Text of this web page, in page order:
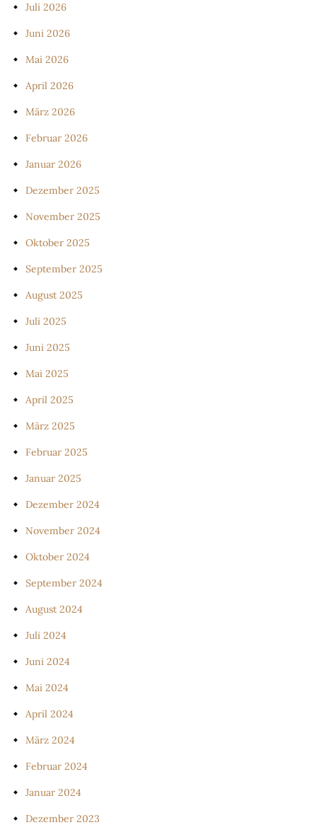
Juli 2026
Juni 2026
Mai 2026
April 2026
März 2026
Februar 2026
Januar 2026
Dezember 2025
November 2025
Oktober 2025
September 2025
August 2025
Juli 2025
Juni 2025
Mai 2025
April 2025
März 2025
Februar 2025
Januar 2025
Dezember 2024
November 2024
Oktober 2024
September 2024
August 2024
Juli 2024
Juni 2024
Mai 2024
April 2024
März 2024
Februar 2024
Januar 2024
Dezember 2023